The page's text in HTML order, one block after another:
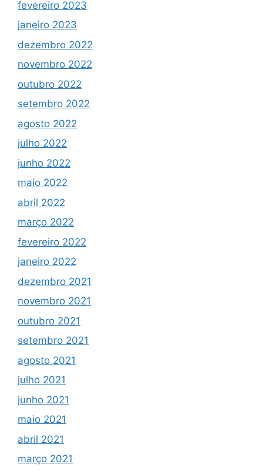
fevereiro 2023
janeiro 2023
dezembro 2022
novembro 2022
outubro 2022
setembro 2022
agosto 2022
julho 2022
junho 2022
maio 2022
abril 2022
março 2022
fevereiro 2022
janeiro 2022
dezembro 2021
novembro 2021
outubro 2021
setembro 2021
agosto 2021
julho 2021
junho 2021
maio 2021
abril 2021
março 2021